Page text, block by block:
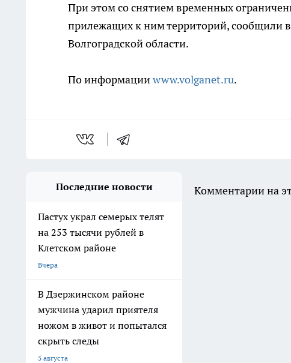
При этом со снятием временных
прилежащих к ним территорий, сообщили
Волгоградской области.
По информацииwww.volganet.ru.
Последние новости
Пастух украл семерых телят
на 253 тысячи рублей в
Клетском районе
Вчера
В Дзержинском районе
мужчина ударил приятеля
ножом в живот и попытался
скрыть следы
5 августа
Комментарии на